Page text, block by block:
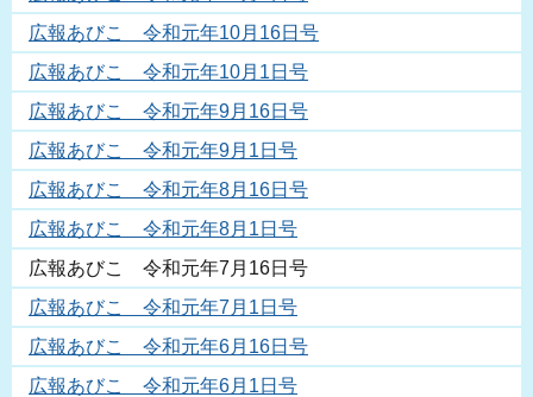
広報あびこ 令和元年10月16日号
広報あびこ 令和元年10月1日号
広報あびこ 令和元年9月16日号
広報あびこ 令和元年9月1日号
広報あびこ 令和元年8月16日号
広報あびこ 令和元年8月1日号
広報あびこ 令和元年7月16日号
広報あびこ 令和元年7月1日号
広報あびこ 令和元年6月16日号
広報あびこ 令和元年6月1日号